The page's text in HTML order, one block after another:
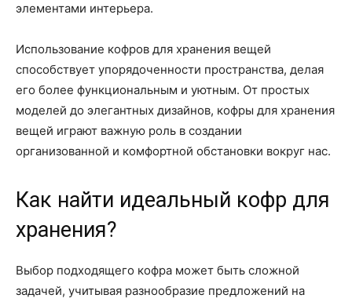
элементами интерьера.
Использование кофров для хранения вещей
способствует упорядоченности пространства, делая
его более функциональным и уютным. От простых
моделей до элегантных дизайнов, кофры для хранения
вещей играют важную роль в создании
организованной и комфортной обстановки вокруг нас.
Как найти идеальный кофр для
хранения?
Выбор подходящего кофра может быть сложной
задачей, учитывая разнообразие предложений на